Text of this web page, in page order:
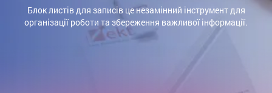
Блок листів для записів це незамінний інструмент для
організації роботи та збереження важливої інформації.